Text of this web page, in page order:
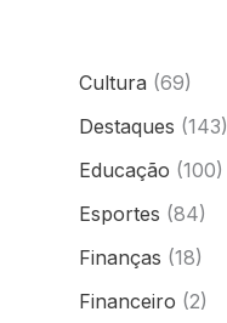
Cultura (69)
Destaques (143)
Educação (100)
Esportes (84)
Finanças (18)
Financeiro (2)